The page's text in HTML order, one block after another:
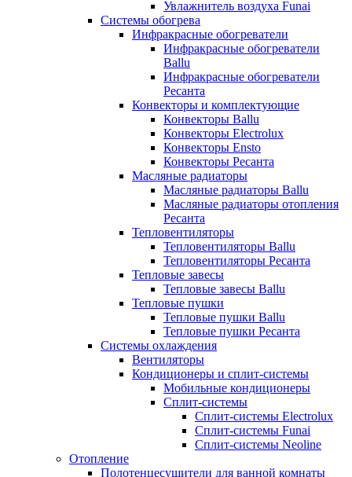
Увлажнитель воздуха Funai
Системы обогрева
Инфракрасные обогреватели
Инфракрасные обогреватели
Ballu
Инфракрасные обогреватели
Ресанта
Конвекторы и комплектующие
Конвекторы Ballu
Конвекторы Electrolux
Конвекторы Ensto
Конвекторы Ресанта
Масляные радиаторы
Масляные радиаторы Ballu
Масляные радиаторы отопления
Ресанта
Тепловентиляторы
Тепловентиляторы Ballu
Тепловентиляторы Ресанта
Тепловые завесы
Тепловые завесы Ballu
Тепловые пушки
Тепловые пушки Ballu
Тепловые пушки Ресанта
Системы охлаждения
Вентиляторы
Кондиционеры и сплит-системы
Мобильные кондиционеры
Сплит-системы
Сплит-системы Electrolux
Сплит-системы Funai
Сплит-системы Neoline
Отопление
Полотенцесушители для ванной комнаты